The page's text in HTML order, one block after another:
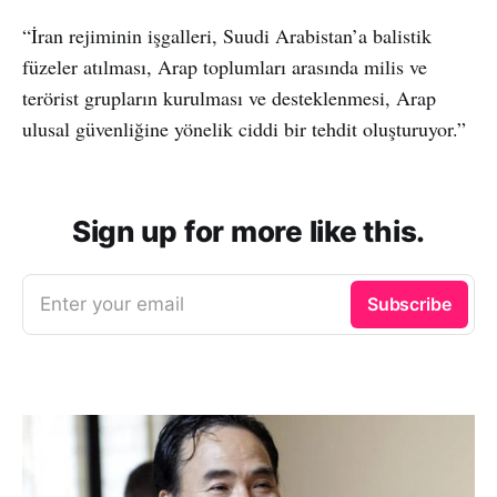
“İran rejiminin işgalleri, Suudi Arabistan’a balistik
füzeler atılması, Arap toplumları arasında milis ve
terörist grupların kurulması ve desteklenmesi, Arap
ulusal güvenliğine yönelik ciddi bir tehdit oluşturuyor.”
Sign up for more like this.
Enter your email Subscribe